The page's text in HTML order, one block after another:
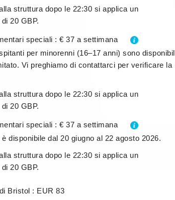
struttura dopo le 22:30 si applica un
20 GBP.
speciali : € 37 a settimana
per minorenni (16–17 anni) sono
Vi preghiamo di contattarci per verificare la
struttura dopo le 22:30 si applica un
20 GBP.
speciali : € 37 a settimana
disponibile dal 20 giugno al 22 agosto 2026.
struttura dopo le 22:30 si applica un
20 GBP.
Bristol : EUR 83